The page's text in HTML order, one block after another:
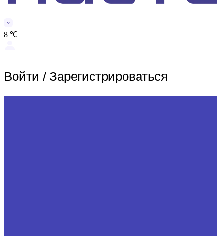
8 ℃
Войти / Зарегистрироваться